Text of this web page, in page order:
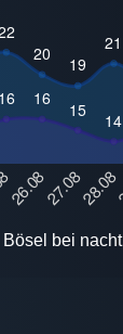
bei nacht